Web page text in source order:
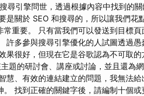
引擎問世，透過根據內容中找到的
關於 SEO 和搜尋的，所以讓我們花
重要。 只有當我們可以發送到目標
許多參與搜尋引擎優化的人試圖透過
果很好，但現在它是谷歌認為不可取
題的研討會、講座或討論，並且還為
慧、有效的連結建立的問題，我無法
找到正確的關鍵字後，請編制十個